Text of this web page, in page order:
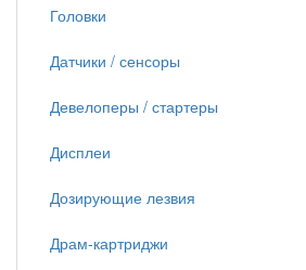
Головки
Датчики / сенсоры
Девелоперы / стартеры
Дисплеи
Дозирующие лезвия
Драм-картриджи